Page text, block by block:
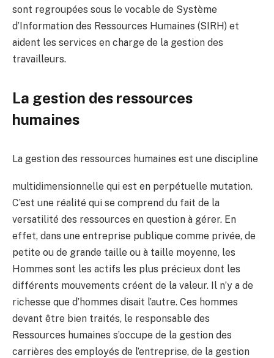
sont regroupées sous le vocable de Système
d’Information des Ressources Humaines (SIRH) et
aident les services en charge de la gestion des
travailleurs.
La gestion des ressources
humaines
La gestion des ressources humaines est une discipline
multidimensionnelle qui est en perpétuelle mutation.
C’est une réalité qui se comprend du fait de la
versatilité des ressources en question à gérer. En
effet, dans une entreprise publique comme privée, de
petite ou de grande taille ou à taille moyenne, les
Hommes sont les actifs les plus précieux dont les
différents mouvements créent de la valeur. Il n’y a de
richesse que d’hommes disait l’autre. Ces hommes
devant être bien traités, le responsable des
Ressources humaines s’occupe de la gestion des
carrières des employés de l’entreprise, de la gestion